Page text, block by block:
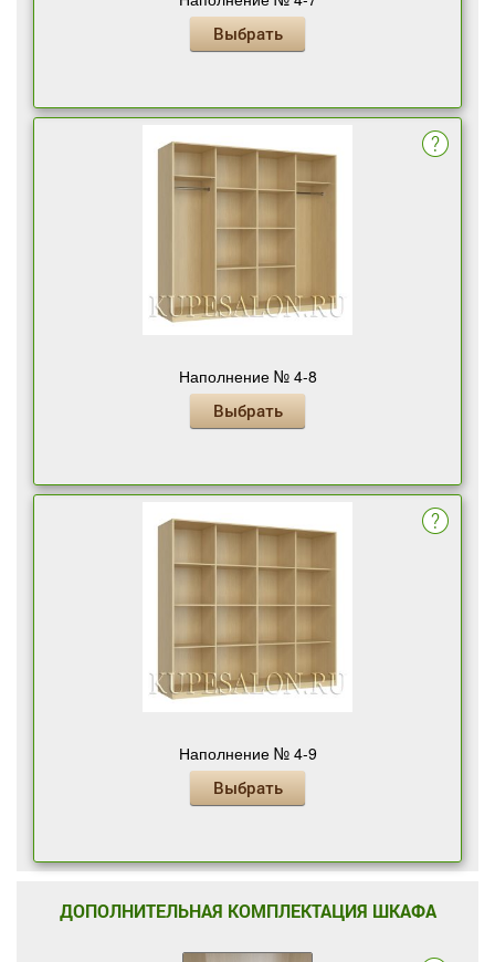
Выбрать
Наполнение № 4-8
Выбрать
Наполнение № 4-9
Выбрать
ДОПОЛНИТЕЛЬНАЯ КОМПЛЕКТАЦИЯ ШКАФА